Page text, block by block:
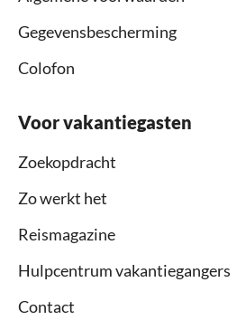
Gegevensbescherming
Colofon
Voor vakantiegasten
Zoekopdracht
Zo werkt het
Reismagazine
Hulpcentrum vakantiegangers
Contact